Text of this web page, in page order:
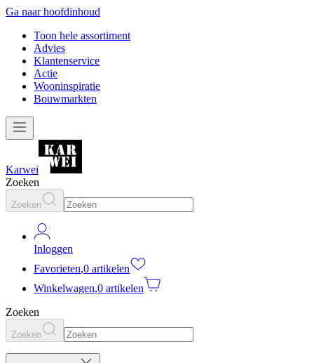
Ga naar hoofdinhoud
Toon hele assortiment
Advies
Klantenservice
Actie
Wooninspiratie
Bouwmarkten
Karwei
Zoeken
Zoeken
Inloggen
Favorieten,0 artikelen
Winkelwagen,0 artikelen
Zoeken
Zoeken